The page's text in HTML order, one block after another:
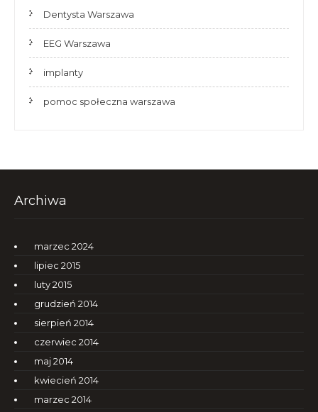
Dentysta Warszawa
EEG Warszawa
implanty
pomoc społeczna warszawa
Archiwa
marzec 2024
lipiec 2015
luty 2015
grudzień 2014
sierpień 2014
czerwiec 2014
maj 2014
kwiecień 2014
marzec 2014